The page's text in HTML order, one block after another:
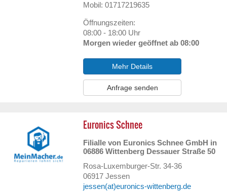
Mobil: 01717219635
Öffnungszeiten:
08:00 - 18:00 Uhr
Morgen wieder geöffnet ab 08:00
Mehr Details
Anfrage senden
Euronics Schnee
Filialle von Euronics Schnee GmbH in
06886 Wittenberg Dessauer Straße 50
Rosa-Luxemburger-Str. 34-36
06917 Jessen
jessen(at)euronics-wittenberg.de